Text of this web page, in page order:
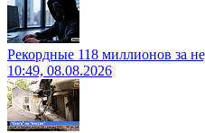
Рекордные 118 миллионов за
10:49, 08.08.2026